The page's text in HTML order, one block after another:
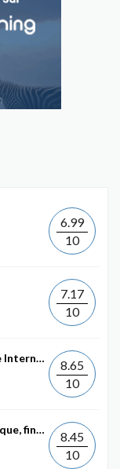
6.99
10
7.17
10
Diplôme d'établissement en Commerce International et...
8.65
10
Licence Professionnelle Assurance, banque, finance :...
8.45
10